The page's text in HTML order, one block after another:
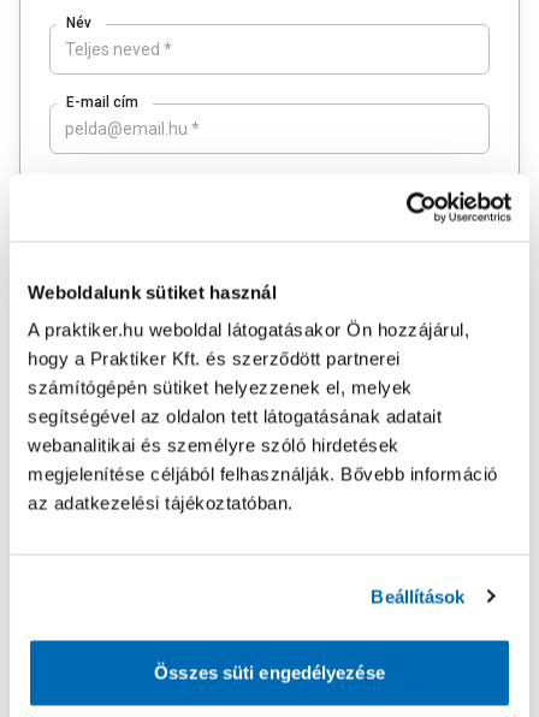
Weboldalunk sütiket használ
A praktiker.hu weboldal látogatásakor Ön hozzájárul,
hogy a Praktiker Kft. és szerződött partnerei
számítógépén sütiket helyezzenek el, melyek
segítségével az oldalon tett látogatásának adatait
webanalitikai és személyre szóló hirdetések
megjelenítése céljából felhasználják. Bővebb információ
az adatkezelési tájékoztatóban.
Beállítások
Összes süti engedélyezése
Név
E-mail cím
Fűtésszerelés
Szakterület
Feladat leírása
Ezzel létrejön a JóSzaki fiókod, ahol a jelentkező
szakembereket követni tudod és egyéb hasznos